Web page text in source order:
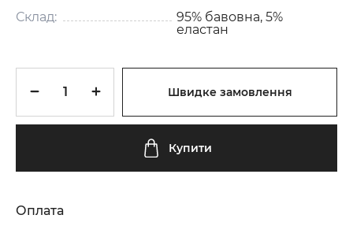
Склад:
95% бавовна, 5%
еластан
Швидке замовлення
Купити
Оплата